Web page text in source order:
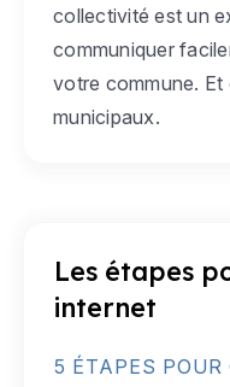
collectivité est un
communiquer
votre commune. Et
municipaux.
Les étapes
internet
5 ÉTAPES POUR